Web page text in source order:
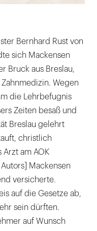
Bernhard Rust von
sich Mackensen
Bruck aus Breslau,
Wegen
die Lehrbefugnis
Zeiten besaß und
Breslau gelehrt
christlich
Arzt am AOK
Mackensen
versicherte.
auf die Gesetze ab,
sein dürften.
auf Wunsch